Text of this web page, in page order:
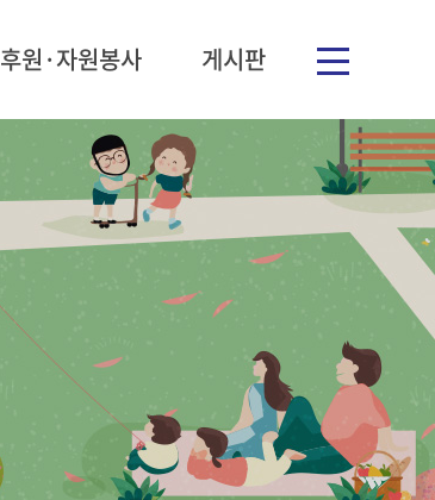
후원·자원봉사 게시판